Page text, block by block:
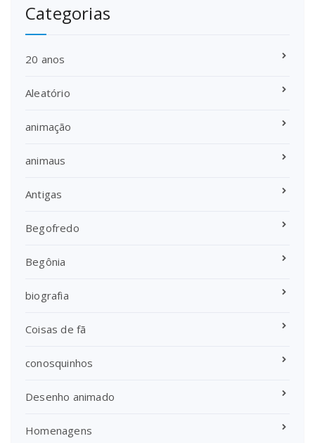
Categorias
20 anos
Aleatório
animação
animaus
Antigas
Begofredo
Begônia
biografia
Coisas de fã
conosquinhos
Desenho animado
Homenagens